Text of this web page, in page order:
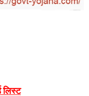
लिस्ट